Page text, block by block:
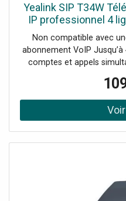
Yealink SIP T34W
IP professionnel 4
2,4’’, Wifi bi-bande
Non compatible avec
abonnement VoIP
comptes et appels
Écran couleur 2,4’’
filtrage de bruit : appels
port Gigabit Ethernet avec
Compatible casques